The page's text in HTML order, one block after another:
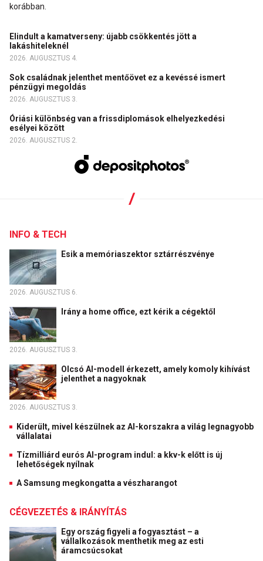
korábban.
Elindult a kamatverseny: újabb csökkentés jött a
lakáshiteleknél
2026. AUGUSZTUS 4.
Sok családnak jelenthet mentőövet ez a kevéssé ismert
pénzügyi megoldás
2026. AUGUSZTUS 3.
Óriási különbség van a frissdiplomások elhelyezkedési
esélyei között
2026. AUGUSZTUS 2.
INFO & TECH
Esik a memóriaszektor sztárrészvénye
2026. AUGUSZTUS 6.
Irány a home office, ezt kérik a cégektől
2026. AUGUSZTUS 3.
Olcsó AI-modell érkezett, amely komoly kihívást
jelenthet a nagyoknak
2026. AUGUSZTUS 3.
Kiderült, mivel készülnek az AI-korszakra a világ legnagyobb
vállalatai
Tízmilliárd eurós AI-program indul: a kkv-k előtt is új
lehetőségek nyílnak
A Samsung megkongatta a vészharangot
CÉGVEZETÉS & IRÁNYÍTÁS
Egy ország figyeli a fogyasztást – a
vállalkozások menthetik meg az esti
áramcsúcsokat